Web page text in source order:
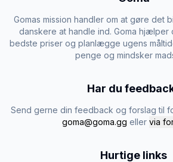
Gomas mission handler om at gøre det
danskere at handle ind. Goma hjælper
bedste priser og planlægge ugens
penge og mindsker
Har du
Send gerne din feedback og forslag til
goma@goma.gg eller via
Hurtige links